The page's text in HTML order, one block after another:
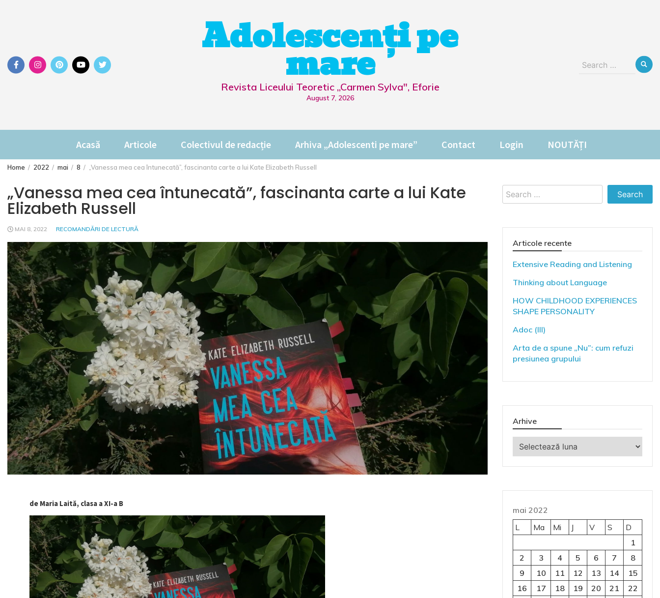
Adolescenți pe
mare
Revista Liceului Teoretic „Carmen Sylva", Eforie
August 7, 2026
Search
Acasă Articole Colectivul de redacție Arhiva „Adolescenti pe mare” Contact Login NOUTĂȚI
Home 2022 mai 8 „Vanessa mea cea întunecată”, fascinanta carte a lui Kate Elizabeth Russell
„Vanessa mea cea întunecată”, fascinanta carte a lui Kate
Elizabeth Russell
MAI 8, 2022 RECOMANDĂRI DE LECTURĂ
de Maria Laită, clasa a XI-a B
Search
for:
Articole recente
Extensive Reading and Listening
Thinking about Language
HOW CHILDHOOD EXPERIENCES
SHAPE PERSONALITY
Adoc (III)
Arta de a spune „Nu”: cum refuzi
presiunea grupului
Arhive
Arhive
mai 2022
L
Ma Mi J V S
D
1
2
3 4 5 6 7
8
9
10 11 12 13 14
15
16
17 18 19 20 21
22